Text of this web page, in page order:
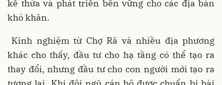
kế thừa và phát triển bền vững cho các địa bàn
khó khăn.
Kinh nghiệm từ Chợ Rã và nhiều địa phương
khác cho thấy, đầu tư cho hạ tầng có thể tạo ra
thay đổi, nhưng đầu tư cho con người mới tạo ra